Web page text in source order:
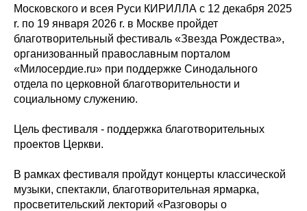
Московского и всея Руси КИРИЛЛА с 12 декабря 2025
r. по 19 января 2026 r. в Москве пройдет
благотворительный фестиваль «Звезда Рождества»,
организованный православным порталом
«Милосердие.ru» при поддержке Синодального
отдела по церковной благотворительности и
социальному служению.
Цель фестиваля - поддержка благотворительных
проектов Церкви.
В рамках фестиваля пройдут концерты классической
музыки, спектакли, благотворительная ярмарка,
просветительский лекторий «Разговоры о